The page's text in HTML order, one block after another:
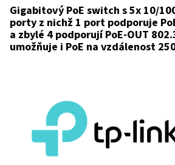
Gigabitový PoE switch s 5x 10/
porty z nichž 1 port podporuje
a zbylé 4 podporují PoE-OUT
umožňuje i PoE na vzdálenost